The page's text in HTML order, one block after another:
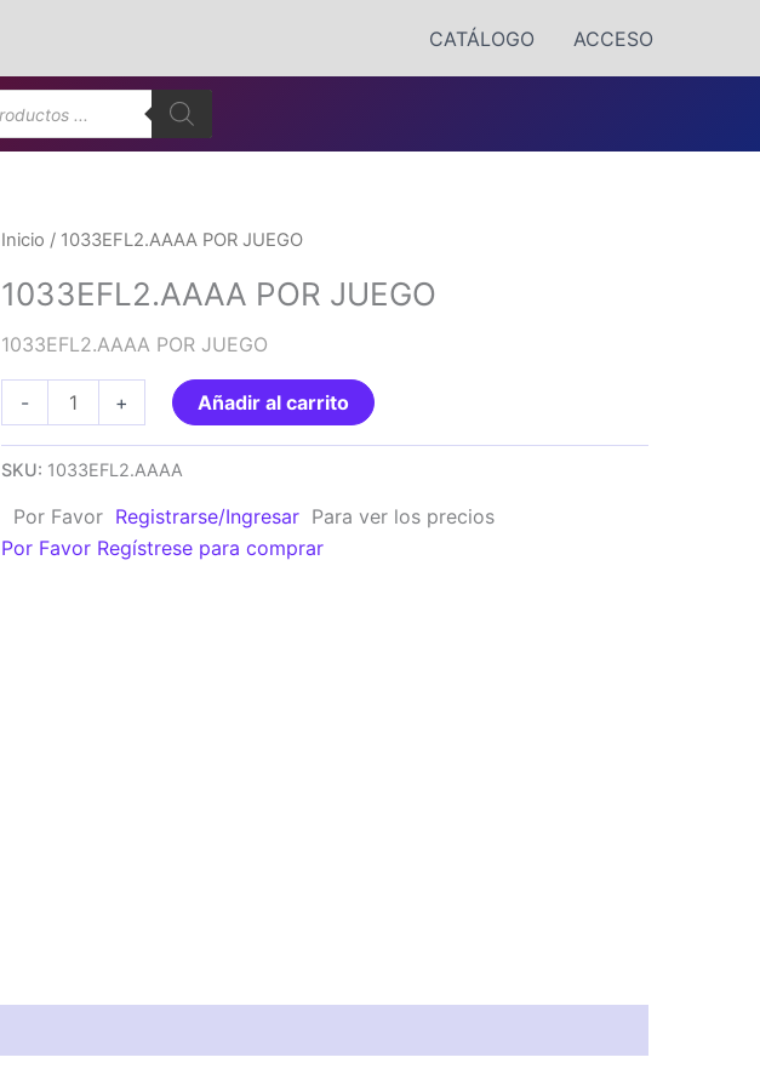
CATÁLOGO ACCESO
Inicio / 1033EFL2.AAAA POR JUEGO
1033EFL2.AAAA POR JUEGO
1033EFL2.AAAA POR JUEGO
-
1033EFL2.AAAA
POR
JUEGO
+ Añadir al carrito
SKU: 1033EFL2.AAAA
Por Favor Registrarse/Ingresar Para ver los precios
Por Favor Regístrese para comprar